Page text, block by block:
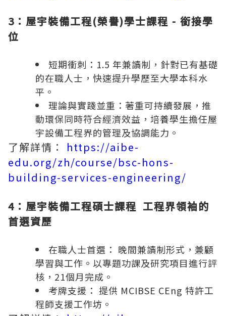
3：屋宇裝備工程(榮譽)學士課程 - 銜接學
位
短期衝刺：1.5 年兼讀制，針對已有基礎
的在職人士，快速提升學歷至大學本科水
平。
理論與實踐並重：著重可持續發展，推
動環保同時符合經濟效益，培養學生擔任屋
宇設備工程界的管理及協調能力。
了解詳情： https://aibe-
edu.org/zh/course/bsc-hons-
building-services-engineering/
4：屋宇裝備工程碩士課程 工程界領袖的
首選資歷
在職人士首選： 晚間兼讀制形式，兼顧
學習與工作。以專題功課及研究項目進行評
核，21個月完成。
考牌支援： 提供 MCIBSE CEng 特許工
程師支援工作坊。